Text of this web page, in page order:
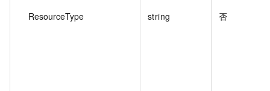
ResourceType string 否